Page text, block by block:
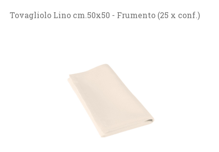
Tovagliolo Lino cm.50x50 - Frumento (25 x conf.)